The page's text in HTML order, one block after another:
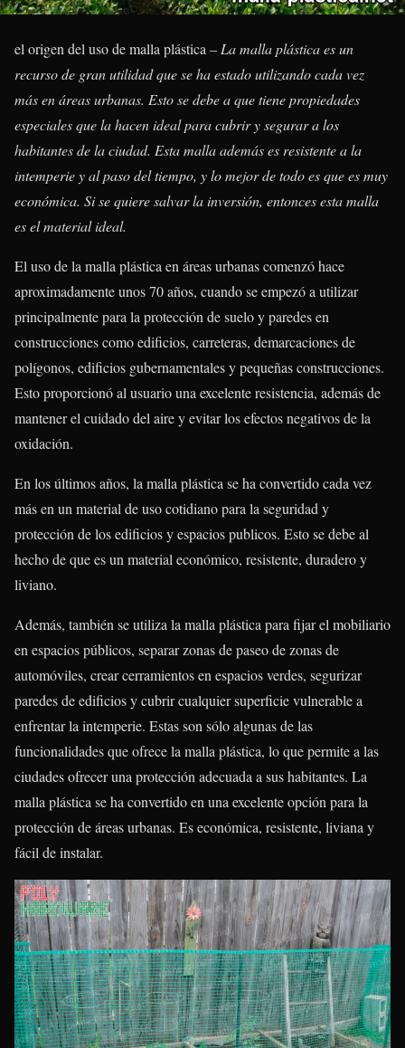
el origen del uso de malla plástica – La malla plástica es un
recurso de gran utilidad que se ha estado utilizando cada vez
más en áreas urbanas. Esto se debe a que tiene propiedades
especiales que la hacen ideal para cubrir y segurar a los
habitantes de la ciudad. Esta malla además es resistente a la
intemperie y al paso del tiempo, y lo mejor de todo es que es muy
económica. Si se quiere salvar la inversión, entonces esta malla
es el material ideal.
El uso de la malla plástica en áreas urbanas comenzó hace
aproximadamente unos 70 años, cuando se empezó a utilizar
principalmente para la protección de suelo y paredes en
construcciones como edificios, carreteras, demarcaciones de
polígonos, edificios gubernamentales y pequeñas construcciones.
Esto proporcionó al usuario una excelente resistencia, además de
mantener el cuidado del aire y evitar los efectos negativos de la
oxidación.
En los últimos años, la malla plástica se ha convertido cada vez
más en un material de uso cotidiano para la seguridad y
protección de los edificios y espacios publicos. Esto se debe al
hecho de que es un material económico, resistente, duradero y
liviano.
Además, también se utiliza la malla plástica para fijar el mobiliario
en espacios públicos, separar zonas de paseo de zonas de
automóviles, crear cerramientos en espacios verdes, segurizar
paredes de edificios y cubrir cualquier superficie vulnerable a
enfrentar la intemperie. Estas son sólo algunas de las
funcionalidades que ofrece la malla plástica, lo que permite a las
ciudades ofrecer una protección adecuada a sus habitantes. La
malla plástica se ha convertido en una excelente opción para la
protección de áreas urbanas. Es económica, resistente, liviana y
fácil de instalar.